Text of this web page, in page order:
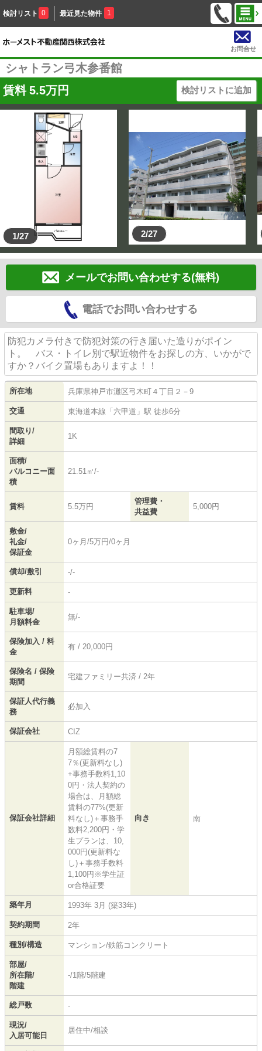
検討リスト 0 最近見た物件 1
お問合せ
シャトラン弓木参番館
賃料 5.5万円 検討リストに追加
1/27 2/27
メールでお問い合わせする(無料)
電話でお問い合わせする
防犯カメラ付きで防犯対策の行き届いた造りがポイン
ト。 バス・トイレ別で駅近物件をお探しの方、いかがで
すか？バイク置場もありますよ！！
所在地 兵庫県神戸市灘区弓木町 ４丁目２－9
交通 東海道本線 「 六甲道 」駅 徒歩6分
間取り/
詳細
1K
面積/
バルコニー面
積
21.51㎡/-
賃料 5.5万円
管理費・
共益費
5,000円
敷金/
礼金/
保証金
0ヶ月/5万円/0ヶ月
償却/敷引 -/-
更新料 -
駐車場/
月額料金
無/-
保険加入 / 料
金
有 / 20,000円
保険名 / 保険
期間
宅建ファミリー共済 / 2年
保証人代行義
務
必加入
保証会社 CIZ
保証会社詳細
月額総賃料の7
7％(更新料なし)
+事務手数料1,10
0円・法人契約の
場合は、月額総
賃料の77%(更新
料なし)＋事務手
数料2,200円・学
生プランは、10,
000円(更新料な
し)＋事務手数料
1,100円※学生証
or合格証要
向き 南
築年月 1993年 3月 (築33年)
契約期間 2年
種別/構造 マンション/鉄筋コンクリート
部屋/
所在階/
階建
-/1階/5階建
総戸数 -
現況/
入居可能日
居住中/相談